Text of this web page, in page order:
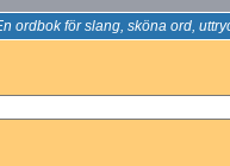
ordbok för slang, sköna ord,